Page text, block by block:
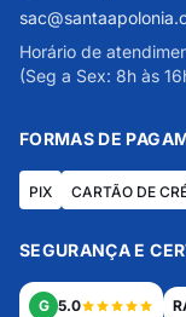
Horário de
(Seg a Sex: 8h às
FORMAS DE
PIX CARTÃO DE
SEGURANÇA E
G 5.0